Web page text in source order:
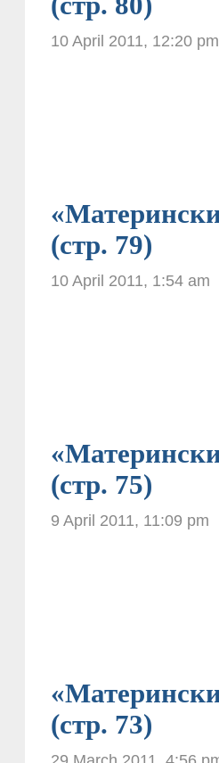
10 April 2011, 12:20 pm
(стр. 79)
10 April 2011, 1:54 am
(стр. 75)
9 April 2011, 11:09 pm
(стр. 73)